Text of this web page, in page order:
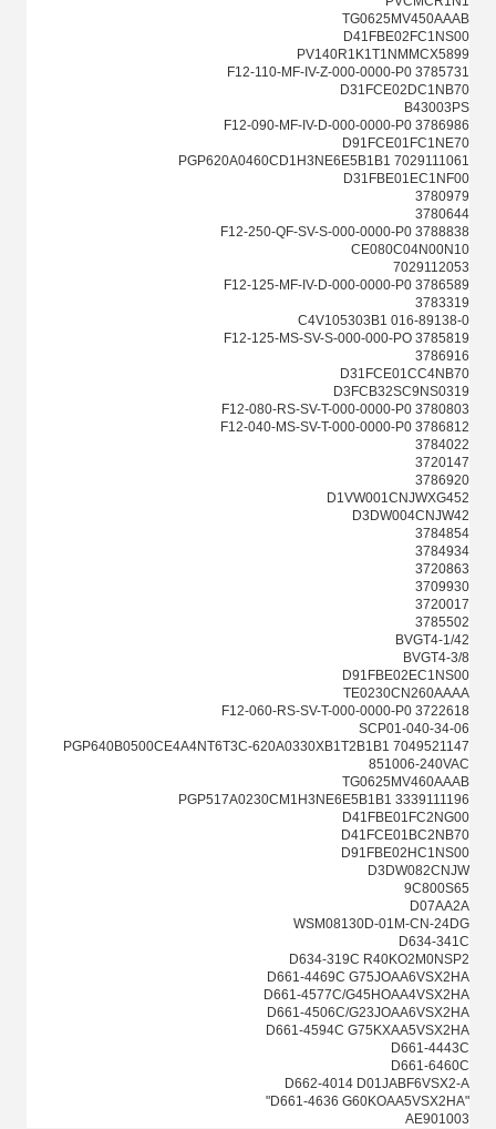
TG0625MV450AAAB
D41FBE02FC1NS00
PV140R1K1T1NMMCX5899
3785731 F12-110-MF-IV-Z-000-0000-P0
D31FCE02DC1NB70
B43003PS
3786986 F12-090-MF-IV-D-000-0000-P0
D91FCE01FC1NE70
PGP620A0460CD1H3NE6E5B1B1 7029111061
D31FBE01EC1NF00
3780979
3780644
3788838 F12-250-QF-SV-S-000-0000-P0
CE080C04N00N10
7029112053
F12-125-MF-IV-D-000-0000-P0 3786589
3783319
016-89138-0 C4V105303B1
3785819 F12-125-MS-SV-S-000-000-PO
3786916
D31FCE01CC4NB70
D3FCB32SC9NS0319
3780803 F12-080-RS-SV-T-000-0000-P0
3786812 F12-040-MS-SV-T-000-0000-P0
3784022
3720147
3786920
D1VW001CNJWXG452
D3DW004CNJW42
3784854
3784934
3720863
3709930
3720017
3785502
BVGT4-1/42
BVGT4-3/8
D91FBE02EC1NS00
TE0230CN260AAAA
3722618 F12-060-RS-SV-T-000-0000-P0
SCP01-040-34-06
7049521147 PGP640B0500CE4A4NT6T3C-620A0330XB1T2B1B1
851006-240VAC
TG0625MV460AAAB
3339111196 PGP517A0230CM1H3NE6E5B1B1
D41FBE01FC2NG00
D41FCE01BC2NB70
D91FBE02HC1NS00
D3DW082CNJW
9C800S65
D07AA2A
WSM08130D-01M-CN-24DG
D634-341C
D634-319C R40KO2M0NSP2
D661-4469C G75JOAA6VSX2HA
D661-4577C/G45HOAA4VSX2HA
D661-4506C/G23JOAA6VSX2HA
D661-4594C G75KXAA5VSX2HA
D661-4443C
D661-6460C
D662-4014 D01JABF6VSX2-A
"D661-4636 G60KOAA5VSX2HA"
AE901003